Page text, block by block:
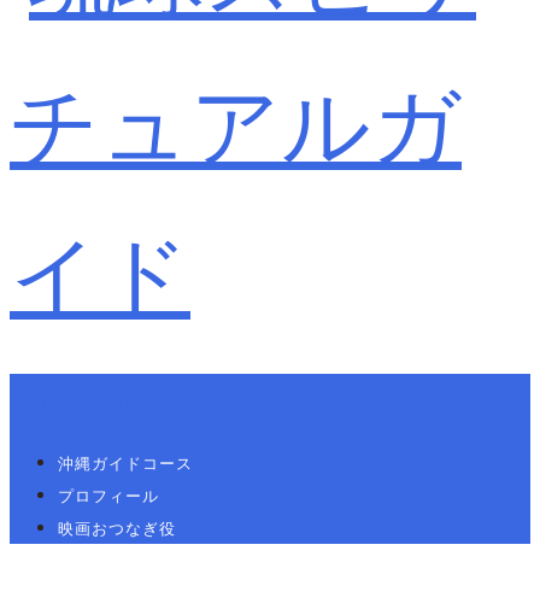
沖縄ガイドコース
プロフィール
映画おつなぎ役